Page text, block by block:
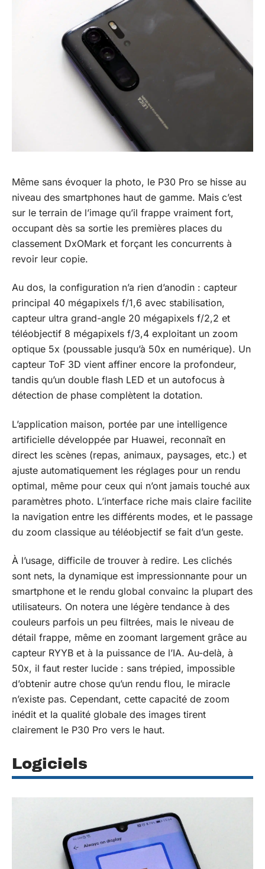
Même sans évoquer la photo, le P30 Pro se hisse au
niveau des smartphones haut de gamme. Mais c’est
sur le terrain de l’image qu’il frappe vraiment fort,
occupant dès sa sortie les premières places du
classement DxOMark et forçant les concurrents à
revoir leur copie.
Au dos, la configuration n’a rien d’anodin : capteur
principal 40 mégapixels f/1,6 avec stabilisation,
capteur ultra grand-angle 20 mégapixels f/2,2 et
téléobjectif 8 mégapixels f/3,4 exploitant un zoom
optique 5x (poussable jusqu’à 50x en numérique). Un
capteur ToF 3D vient affiner encore la profondeur,
tandis qu’un double flash LED et un autofocus à
détection de phase complètent la dotation.
L’application maison, portée par une intelligence
artificielle développée par Huawei, reconnaît en
direct les scènes (repas, animaux, paysages, etc.) et
ajuste automatiquement les réglages pour un rendu
optimal, même pour ceux qui n’ont jamais touché aux
paramètres photo. L’interface riche mais claire facilite
la navigation entre les différents modes, et le passage
du zoom classique au téléobjectif se fait d’un geste.
À l’usage, difficile de trouver à redire. Les clichés
sont nets, la dynamique est impressionnante pour un
smartphone et le rendu global convainc la plupart des
utilisateurs. On notera une légère tendance à des
couleurs parfois un peu filtrées, mais le niveau de
détail frappe, même en zoomant largement grâce au
capteur RYYB et à la puissance de l’IA. Au-delà, à
50x, il faut rester lucide : sans trépied, impossible
d’obtenir autre chose qu’un rendu flou, le miracle
n’existe pas. Cependant, cette capacité de zoom
inédit et la qualité globale des images tirent
clairement le P30 Pro vers le haut.
Logiciels